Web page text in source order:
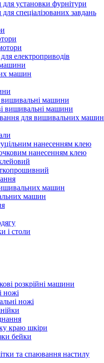
установки фурнітури
спеціалізованих завдань
електроприводів
машин
вишивальні машини
вишивальні машини
для вишивальних машин
нанесенням клею
нанесенням клею
машин
машин
і столи
розкрійні машини
ножі
ножі
краю шкіри
бейки
та спаювання настилу